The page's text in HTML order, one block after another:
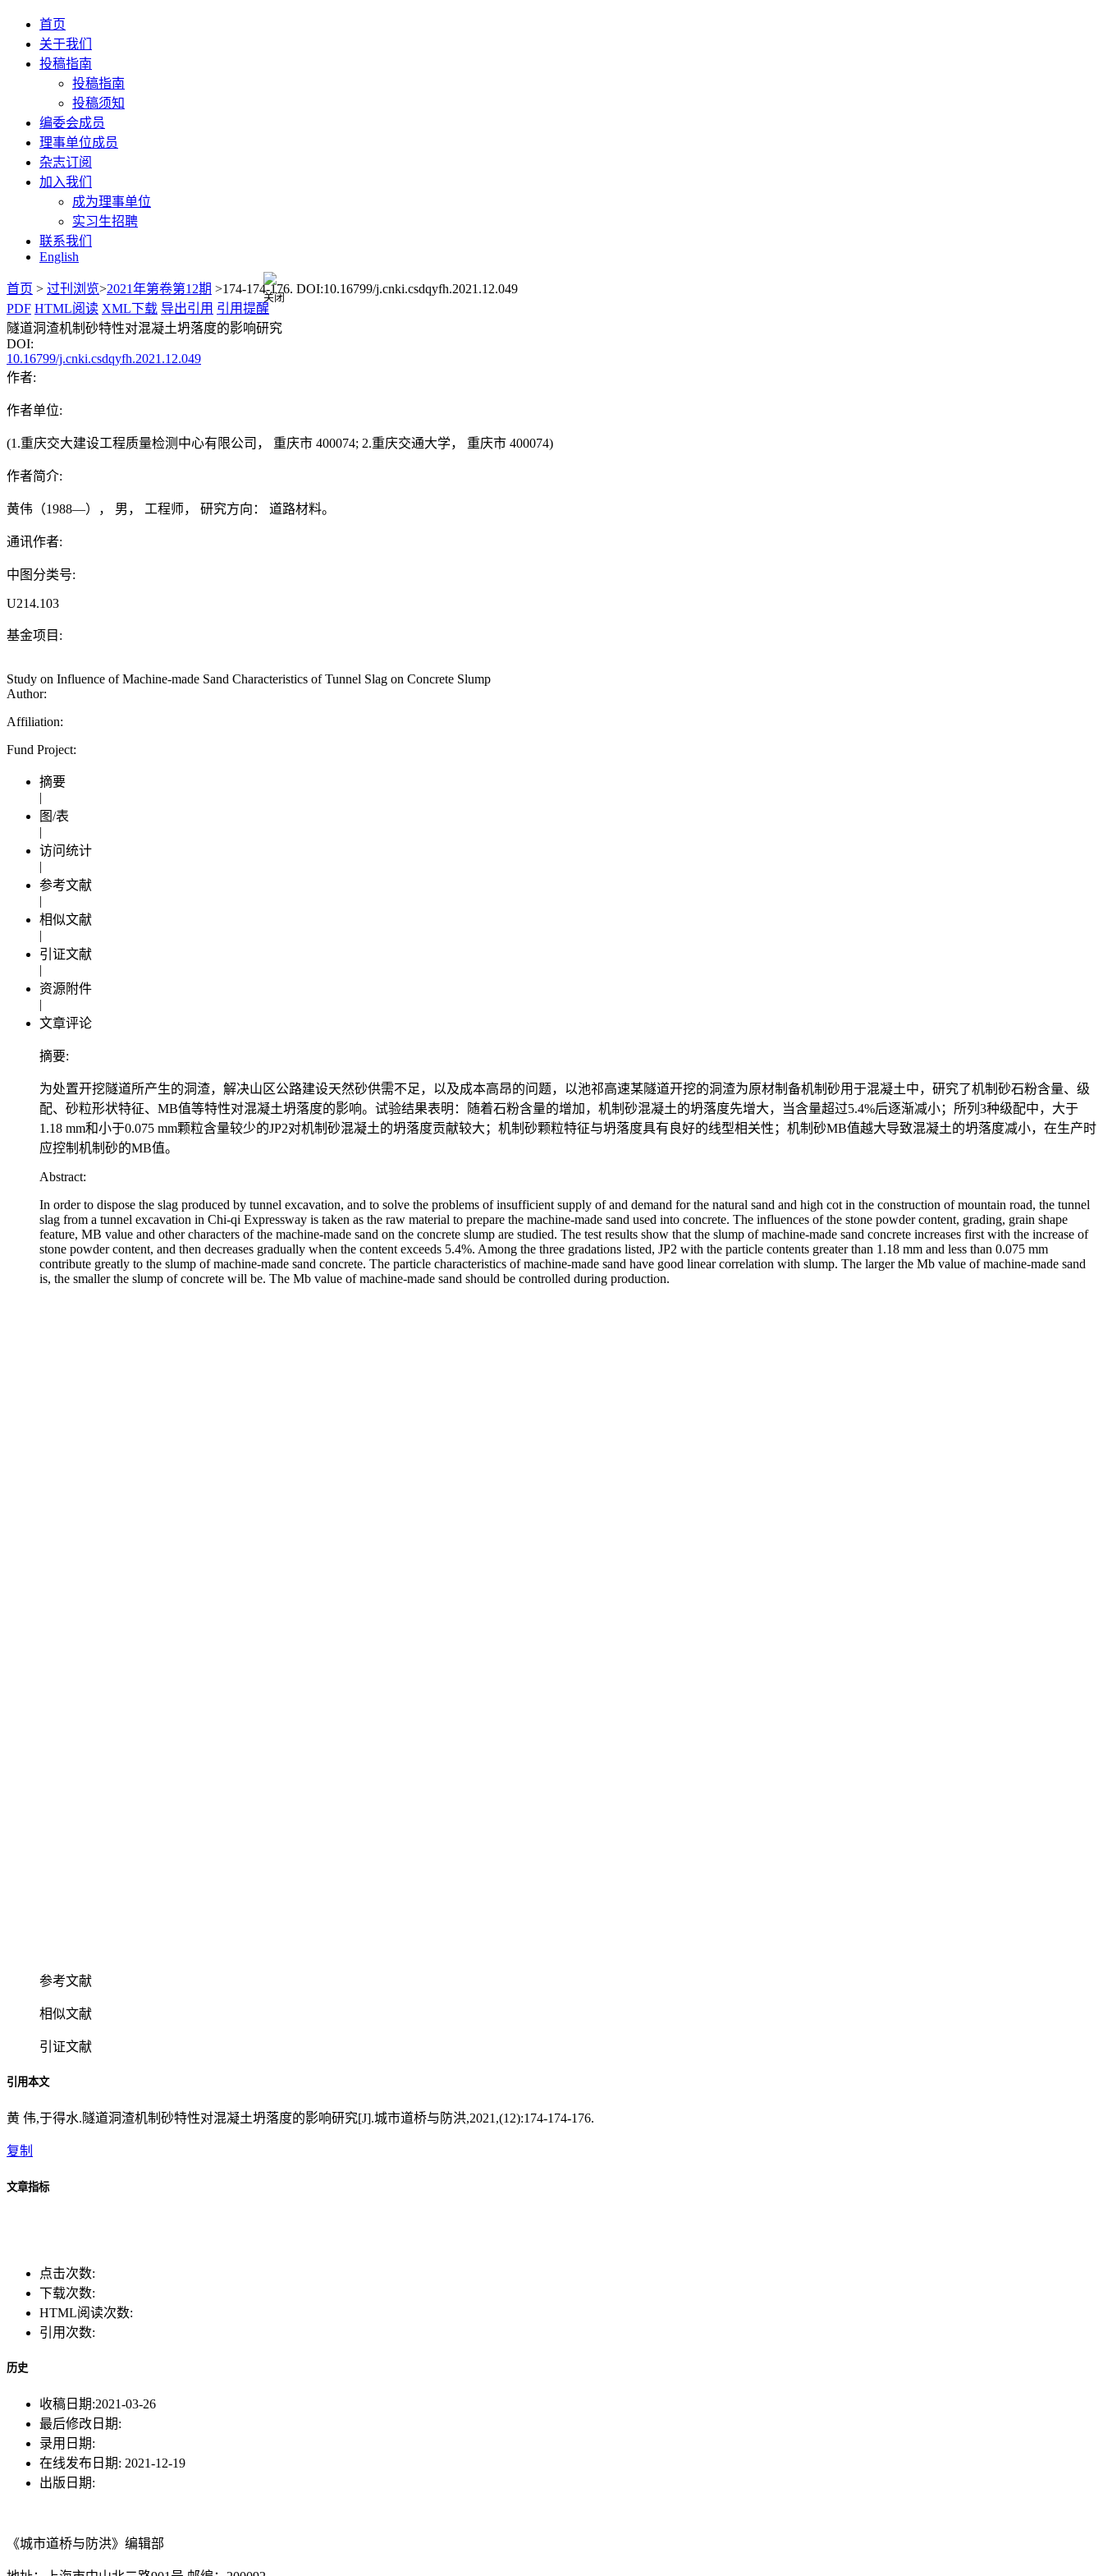
首页
关于我们
投稿指南
投稿指南
投稿须知
编委会成员
理事单位成员
杂志订阅
加入我们
成为理事单位
实习生招聘
联系我们
English
首页 > 过刊浏览>2021年第卷第12期 >174-174-176. DOI:10.16799/j.cnki.csdqyfh.2021.12.049
PDF HTML阅读 XML下载 导出引用 引用提醒
隧道洞渣机制砂特性对混凝土坍落度的影响研究
DOI:
10.16799/j.cnki.csdqyfh.2021.12.049
作者:
作者单位:
(1.重庆交大建设工程质量检测中心有限公司， 重庆市 400074; 2.重庆交通大学， 重庆市 400074)
作者简介:
黄伟（1988—）， 男， 工程师， 研究方向： 道路材料。
通讯作者:
中图分类号:
U214.103
基金项目:
Study on Influence of Machine-made Sand Characteristics of Tunnel Slag on Concrete Slump
Author:
Affiliation:
Fund Project:
摘要
|
图/表
|
访问统计
|
参考文献
|
相似文献
|
引证文献
|
资源附件
|
文章评论
摘要:
为处置开挖隧道所产生的洞渣，解决山区公路建设天然砂供需不足，以及成本高昂的问题，以池祁高速某隧道开挖的洞渣为原材制备机制砂用于混凝土中，研究了机制砂石粉含量、级
配、砂粒形状特征、MB值等特性对混凝土坍落度的影响。试验结果表明：随着石粉含量的增加，机制砂混凝土的坍落度先增大，当含量超过5.4%后逐渐减小；所列3种级配中，大于
1.18 mm和小于0.075 mm颗粒含量较少的JP2对机制砂混凝土的坍落度贡献较大；机制砂颗粒特征与坍落度具有良好的线型相关性；机制砂MB值越大导致混凝土的坍落度减小，在生产时
应控制机制砂的MB值。
Abstract:
In order to dispose the slag produced by tunnel excavation, and to solve the problems of insufficient supply of and demand for the natural sand and high cot in the construction of mountain road, the tunnel
slag from a tunnel excavation in Chi-qi Expressway is taken as the raw material to prepare the machine-made sand used into concrete. The influences of the stone powder content, grading, grain shape
feature, MB value and other characters of the machine-made sand on the concrete slump are studied. The test results show that the slump of machine-made sand concrete increases first with the increase of
stone powder content, and then decreases gradually when the content exceeds 5.4%. Among the three gradations listed, JP2 with the particle contents greater than 1.18 mm and less than 0.075 mm
contribute greatly to the slump of machine-made sand concrete. The particle characteristics of machine-made sand have good linear correlation with slump. The larger the Mb value of machine-made sand
is, the smaller the slump of concrete will be. The Mb value of machine-made sand should be controlled during production.
参考文献
相似文献
引证文献
引用本文
黄 伟,于得水.隧道洞渣机制砂特性对混凝土坍落度的影响研究[J].城市道桥与防洪,2021,(12):174-174-176.
复制
文章指标
点击次数:
下载次数:
HTML阅读次数:
引用次数:
历史
收稿日期:2021-03-26
最后修改日期:
录用日期:
在线发布日期: 2021-12-19
出版日期:
《城市道桥与防洪》编辑部